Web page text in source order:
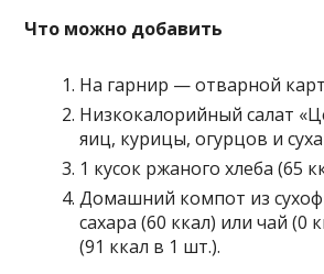
Что можно добавить
На гарнир — отварной
Низкокалорийный салат
яиц, курицы, огурцов и
1 кусок ржаного хлеба (65
Домашний компот из
сахара (60 ккал) или чай (0
(91 ккал в 1 шт.).